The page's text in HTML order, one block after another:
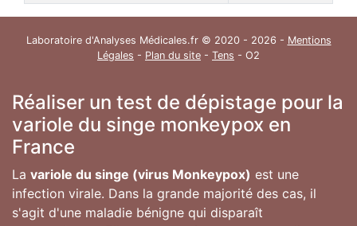
Laboratoire d'Analyses Médicales.fr © 2020 - 2026 - Mentions
Légales - Plan du site - Tens - O2
Réaliser un test de dépistage pour la
variole du singe monkeypox en
France
La variole du singe (virus Monkeypox) est une
infection virale. Dans la grande majorité des cas, il
s'agit d'une maladie bénigne qui disparaît